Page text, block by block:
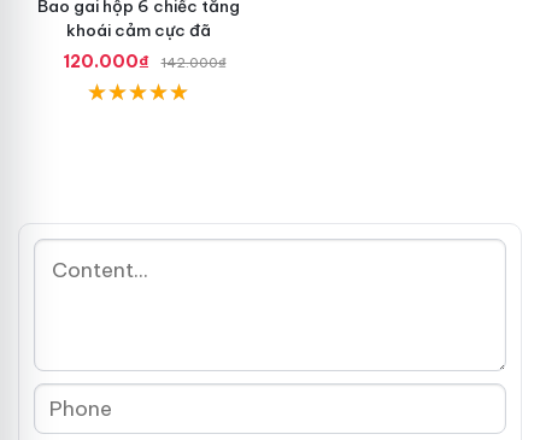
Bao gai hộp 6 chiếc tăng
khoái cảm cực đã
120.000₫
142.000₫